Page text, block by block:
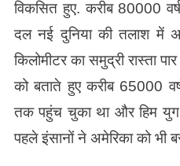
विकसित हुए. करीब 80000
दल नई दुनिया की तलाश में
किलोमीटर का समुद्री रास्ता
को बताते हुए करीब 65000
तक पहुंच चुका था और हिम
पहले इंसानों ने अमेरिका को भी